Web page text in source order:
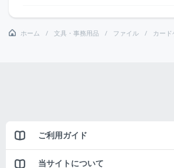
ホーム 文具・事務用品 ファイル カード
ご利用ガイド
当サイトについて